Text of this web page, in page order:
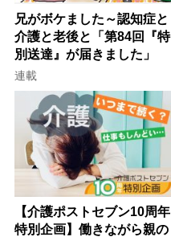
兄がボケました～認知症と
介護と老後と「第84回『特
別送達』が届きました」
連載
【介護ポストセブン10周年
特別企画】働きながら親の